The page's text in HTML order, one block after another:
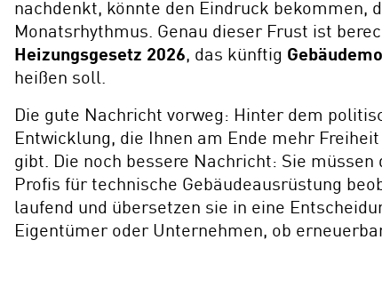
nachdenkt, könnte den Eindruck bekommen,
Monatsrhythmus. Genau dieser Frust ist
Heizungsgesetz 2026, das künftig
heißen soll.
Die gute Nachricht vorweg: Hinter dem
Entwicklung, die Ihnen am Ende mehr
gibt. Die noch bessere Nachricht: Sie
Profis für technische Gebäudeausrüstung
laufend und übersetzen sie in eine
Eigentümer oder Unternehmen, ob